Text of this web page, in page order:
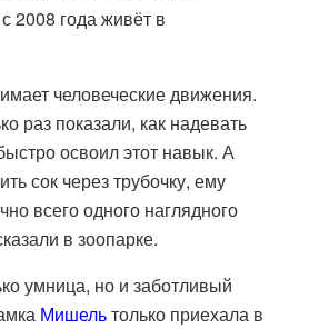
2008 года живёт в
человеческие движения.
раз показали, как надевать
освоил этот навык. А
сок через трубочку, ему
всего одного наглядного
в зоопарке.
умница, но и заботливый
Мишельтолько приехала в